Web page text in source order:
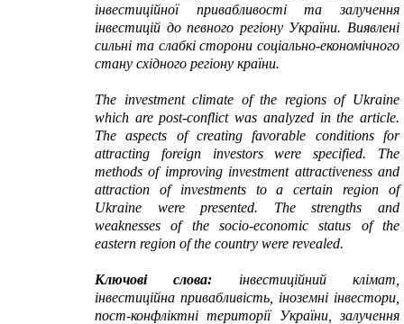
інвестиційної привабливості та залучення
інвестицій до певного регіону України. Виявлені
сильні та слабкі сторони соціально-економічного
стану східного регіону країни.
The investment climate of the regions of Ukraine
which are post-conflict was analyzed in the article.
The aspects of creating favorable conditions for
attracting foreign investors were specified. The
methods of improving investment attractiveness and
attraction of investments to a certain region of
Ukraine were presented. The strengths and
weaknesses of the socio-economic status of the
eastern region of the country were revealed.
Ключові слова: інвестиційний клімат,
інвестиційна привабливість, іноземні інвестори,
пост-конфліктні території України, залучення